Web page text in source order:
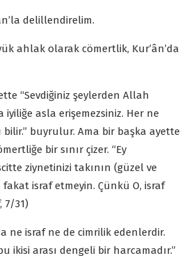
delillendirelim.
ahlak olarak cömertlik, Kur’ân’da
“Sevdiğiniz şeylerden Allah
asla erişemezsiniz. Her ne
buyrulur. Ama bir başka ayette
bir sınır çizer. “Ey
ziynetinizi takının (güzel ve
fakat israf etmeyin. Çünkü O, israf
7/31)
ne israf ne de cimrilik edenlerdir.
ikisi arası dengeli bir harcamadır.”